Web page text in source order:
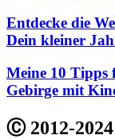
Entdecke die
Dein kleiner
Meine 10
Gebirge mit
Ⓒ 2012-2024